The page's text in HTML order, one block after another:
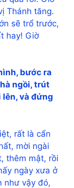
Thánh tăng.
sẽ trổ trước,
hay! Giờ
bước ra
ngồi, trút
và đứng
rất là cẩn
mời ngài
thêm mật, rồi
ngày xưa ở
như vậy đó,